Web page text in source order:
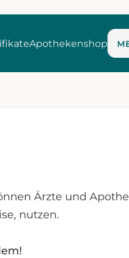
Apothekenshop
Ärzte und
nutzen.